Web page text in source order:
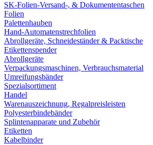
SK-Folien-Versand-, & Dokumententaschen
Folien
Palettenhauben
Hand-Automatenstrechfolien
Abrollgeräte, Schneideständer & Packtische
Etikettenspender
Abrollgeräte
Verpackungsmaschinen, Verbrauchsmaterial
Umreifungsbänder
Spezialsortiment
Handel
Warenauszeichnung, Regalpreisleisten
Polyesterbindebänder
Splintenapparate und Zubehör
Etiketten
Kabelbinder